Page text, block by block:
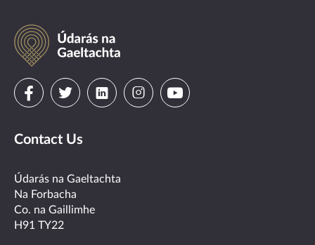
Údarás
na
Gaeltachta
Visit
on
facebook
Visit
on
twitter
Visit
linkedin
VisitVisit
Contact Us
Údarás na Gaeltachta
Na Forbacha
Co. na Gaillimhe
H91 TY22